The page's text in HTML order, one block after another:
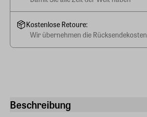
Beschreibung
Kostenlose Retoure:
Wir übernehmen die Rücksendekosten